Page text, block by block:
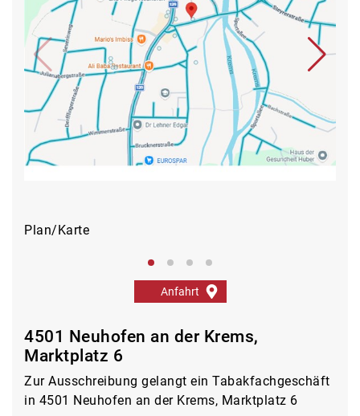
Plan/Karte
Anfahrt
4501 Neuhofen an der Krems,
Marktplatz 6
Zur Ausschreibung gelangt ein Tabakfachgeschäft
in 4501 Neuhofen an der Krems, Marktplatz 6